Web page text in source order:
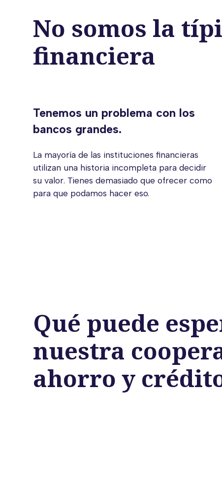
No somos la
financiera
Tenemos un problema con los
bancos grandes.
La mayoría de las instituciones financieras
utilizan una historia incompleta para decidir
su valor. Tienes demasiado que ofrecer como
para que podamos hacer eso.
Qué puede
nuestra
ahorro y